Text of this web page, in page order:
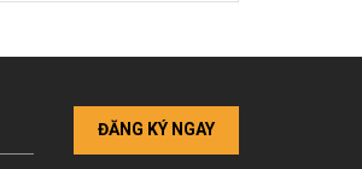
ĐĂNG KÝ NGAY